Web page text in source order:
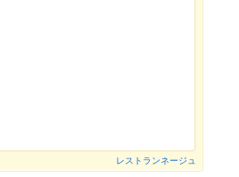
レストランネージュ